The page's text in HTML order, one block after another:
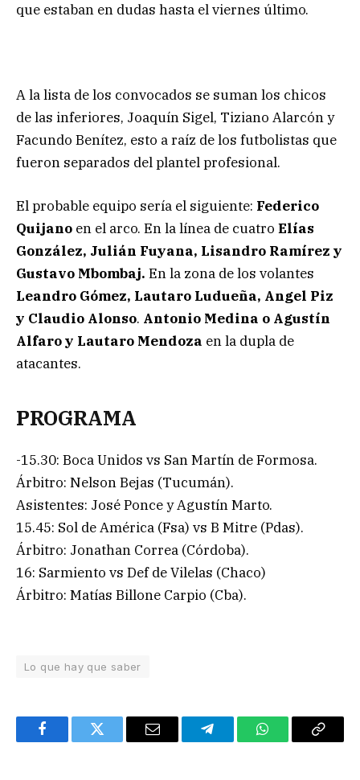
que estaban en dudas hasta el viernes último.
A la lista de los convocados se suman los chicos
de las inferiores, Joaquín Sigel, Tiziano Alarcón y
Facundo Benítez, esto a raíz de los futbolistas que
fueron separados del plantel profesional.
El probable equipo sería el siguiente: Federico
Quijano en el arco. En la línea de cuatro Elías
González, Julián Fuyana, Lisandro Ramírez y
Gustavo Mbombaj. En la zona de los volantes
Leandro Gómez, Lautaro Ludueña, Angel Piz
y Claudio Alonso. Antonio Medina o Agustín
Alfaro y Lautaro Mendoza en la dupla de
atacantes.
PROGRAMA
-15.30: Boca Unidos vs San Martín de Formosa.
Árbitro: Nelson Bejas (Tucumán).
Asistentes: José Ponce y Agustín Marto.
15.45: Sol de América (Fsa) vs B Mitre (Pdas).
Árbitro: Jonathan Correa (Córdoba).
16: Sarmiento vs Def de Vilelas (Chaco)
Árbitro: Matías Billone Carpio (Cba).
Lo que hay que saber
FacebookTwitter Email TelegramWhatsAppCopy